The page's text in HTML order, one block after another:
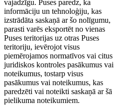
vajadzīgu. Puses paredz, ka
informāciju un tehnoloģiju, kas
izstrādāta saskaņā ar šo nolīgumu,
parasti varēs eksportēt no vienas
Puses teritorijas uz otras Puses
teritoriju, ievērojot visus
piemērojamos normatīvos vai citus
juridiskos kontroles pasākumus vai
noteikumus, tostarp visus
pasākumus vai noteikumus, kas
paredzēti vai noteikti saskaņā ar šā
pielikuma noteikumiem.